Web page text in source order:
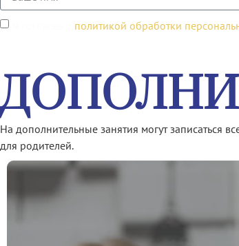
политикой обработки
На дополнительные занятия могут записаться
для родителей.